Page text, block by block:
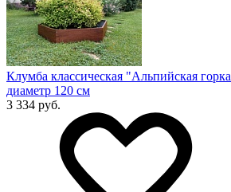
Клумба классическая "Альпийская
диаметр 120 см
3 334 руб.